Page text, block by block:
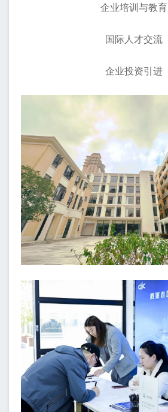
企业培训与教育
国际人才交流
企业投资引进